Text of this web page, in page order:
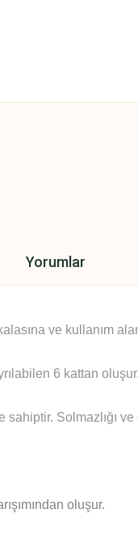
Yorumlar
ve kullanım
6 kattan oluşur.
Solmazlığı ve
oluşur.